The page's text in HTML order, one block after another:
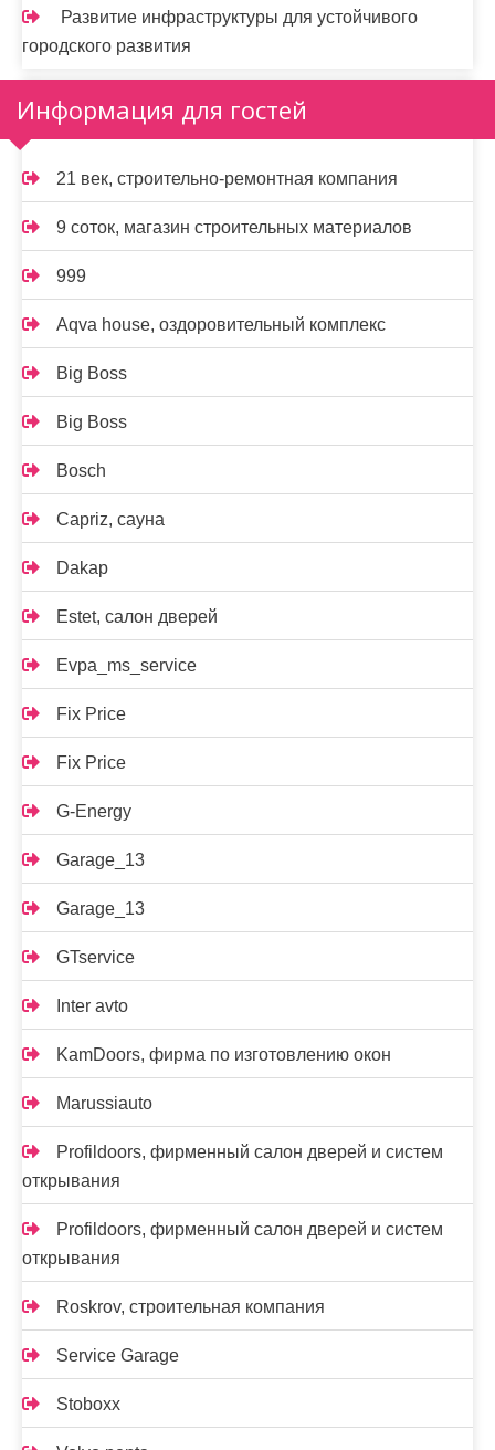
Развитие инфраструктуры для устойчивого
городского развития
Информация для гостей
21 век, строительно-ремонтная компания
9 соток, магазин строительных материалов
999
Aqva house, оздоровительный комплекс
Big Boss
Big Boss
Bosch
Capriz, сауна
Dakap
Estet, салон дверей
Evpa_ms_service
Fix Price
Fix Price
G-Energy
Garage_13
Garage_13
GTservice
Inter avto
KamDoors, фирма по изготовлению окон
Marussiauto
Profildoors, фирменный салон дверей и систем
открывания
Profildoors, фирменный салон дверей и систем
открывания
Roskrov, строительная компания
Service Garage
Stoboxx